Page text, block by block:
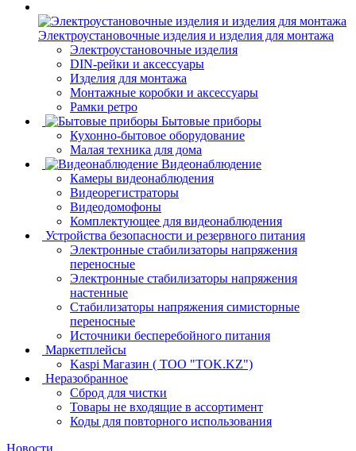
Электроустановочные изделия и изделия для монтажа
Электроустановочные изделия
DIN-рейки и аксессуары
Изделия для монтажа
Монтажные коробки и аксессуары
Рамки ретро
Бытовые приборы
Кухонно-бытовое оборудование
Малая техника для дома
Видеонаблюдение
Камеры видеонаблюдения
Видеорегистраторы
Видеодомофоны
Комплектующее для видеонаблюдения
Устройства безопасности и резервного питания
Электронные стабилизаторы напряжения
переносные
Электронные стабилизаторы напряжения
настенные
Стабилизаторы напряжения симисторные
переносные
Источники бесперебойного питания
Маркетплейсы
Kaspi Магазин ( ТОО "TOK.KZ")
Неразобранное
Сброд для чистки
Товары не входящие в ассортимент
Коды для повторного использования
Новости